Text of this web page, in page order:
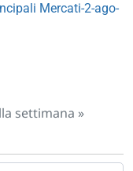
Mercati-2-ago-
settimana »